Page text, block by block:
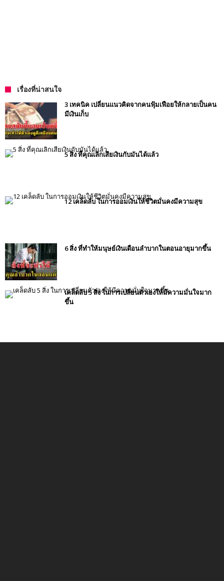
เรื่องที่น่าสนใจ
3 เทคนิค เปลี่ยนแนวคิดจากคนฟุ้มเฟือยให้กลายเป็นคน
มีเงินเก็บ
5 สิ่ง ที่คุณเลิกเสียเงินกับมันได้แล้ว
12 เคล็ดลับ ในการออมเงินให้ชีวิตมั่นคงมีความสุข
6 สิ่ง ที่ทำให้มนุษย์เงินเดือนลำบากในตอนอายุมากขึ้น
เคล็ดลับ 5 สิ่ง ในการเปลี่ยนตัวเองให้มีความมั่นใจมาก
ขึ้น